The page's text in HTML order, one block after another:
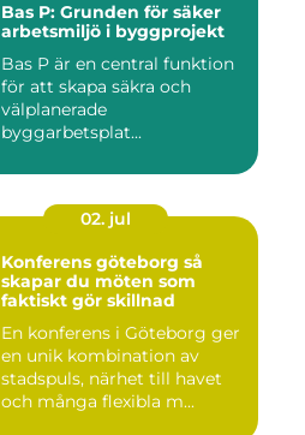
Bas P: Grunden för säker
arbetsmiljö i byggprojekt
Bas P är en central funktion
för att skapa säkra och
välplanerade
byggarbetsplat...
02. jul
Konferens göteborg så
skapar du möten som
faktiskt gör skillnad
En konferens i Göteborg ger
en unik kombination av
stadspuls, närhet till havet
och många flexibla m...